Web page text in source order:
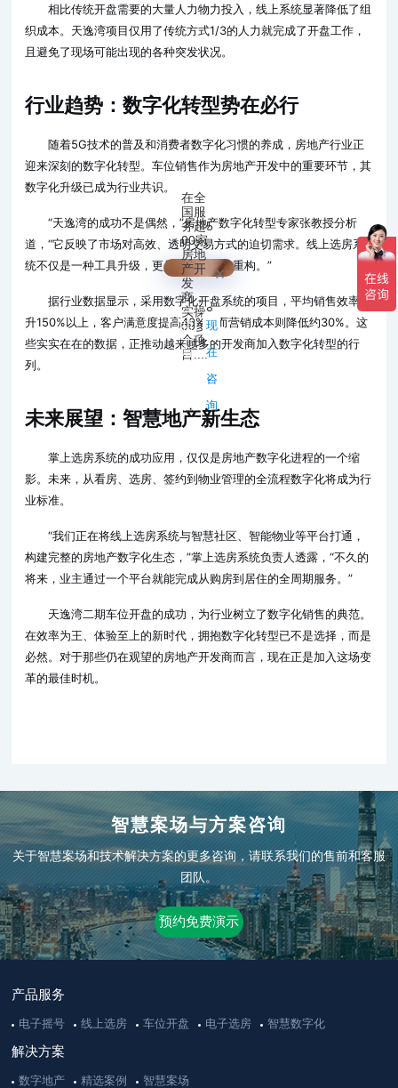
相比传统开盘需要的大量人力物力投入，线上系统显著降低了组
织成本。天逸湾项目仅用了传统方式1/3的人力就完成了开盘工作，
且避免了现场可能出现的各种突发状况。
行业趋势：数字化转型势在必行
随着5G技术的普及和消费者数字化习惯的养成，房地产行业正
迎来深刻的数字化转型。车位销售作为房地产开发中的重要环节，其
数字化升级已成为行业共识。
“天逸湾的成功不是偶然，”房地产数字化转型专家张教授分析
道，“它反映了市场对高效、透明交易方式的迫切需求。线上选房系
统不仅是一种工具升级，更是商业模式的重构。”
据行业数据显示，采用数字化开盘系统的项目，平均销售效率提
升150%以上，客户满意度提高40%，而营销成本则降低约30%。这
些实实在在的数据，正推动越来越多的开发商加入数字化转型的行
列。
未来展望：智慧地产新生态
掌上选房系统的成功应用，仅仅是房地产数字化进程的一个缩
影。未来，从看房、选房、签约到物业管理的全流程数字化将成为行
业标准。
“我们正在将线上选房系统与智慧社区、智能物业等平台打通，
构建完整的房地产数字化生态，”掌上选房系统负责人透露，“不久的
将来，业主通过一个平台就能完成从购房到居住的全周期服务。”
天逸湾二期车位开盘的成功，为行业树立了数字化销售的典范。
在效率为王、体验至上的新时代，拥抱数字化转型已不是选择，而是
必然。对于那些仍在观望的房地产开发商而言，现在正是加入这场变
革的最佳时机。
智慧案场与方案咨询
关于智慧案场和技术解决方案的更多咨询，请联系我们的售前和客服
团队。
预约免费演示
产品服务
电子摇号 线上选房 车位开盘 电子选房 智慧数字化
解决方案
数字地产 精选案例 智慧案场
在全
国服
务超5
00家
房地
产开
发
商，
实操8
00多
个项
目....
稍
后
说
现
在
咨
询